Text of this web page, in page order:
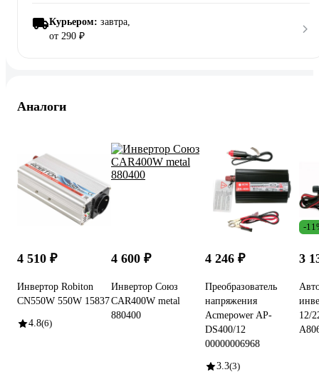
Курьером: завтра,
от 290 ₽
Аналоги
4 510 ₽
Инвертор Robiton
CN550W 550W 15837
4.8(6)
4 600 ₽
Инвертор Союз
CAR400W metal
880400
4 246 ₽
Преобразователь
напряжения
Acmepower AP-
DS400/12
00000006968
3.3(3)
-
3
12/